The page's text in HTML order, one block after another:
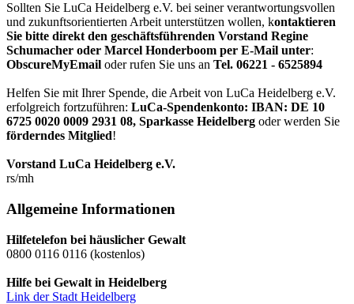
Sollten Sie LuCa Heidelberg e.V. bei seiner verantwortungsvollen
und zukunftsorientierten Arbeit unterstützen wollen, kontaktieren
Sie bitte direkt den geschäftsführenden Vorstand Regine
Schumacher oder Marcel Honderboom per E-Mail unter:
ObscureMyEmail oder rufen Sie uns an Tel. 06221 - 6525894
Helfen Sie mit Ihrer Spende, die Arbeit von LuCa Heidelberg e.V.
erfolgreich fortzuführen: LuCa-Spendenkonto: IBAN: DE 10
6725 0020 0009 2931 08, Sparkasse Heidelberg oder werden Sie
förderndes Mitglied!
Vorstand LuCa Heidelberg e.V.
rs/mh
Allgemeine Informationen
Hilfetelefon bei häuslicher Gewalt
0800 0116 0116 (kostenlos)
Hilfe bei Gewalt in Heidelberg
Link der Stadt Heidelberg